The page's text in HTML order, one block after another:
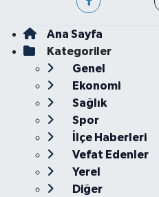
Ana Sayfa
Kategoriler
Genel
Ekonomi
Sağlık
Spor
İlçe Haberleri
Vefat Edenler
Yerel
Diğer